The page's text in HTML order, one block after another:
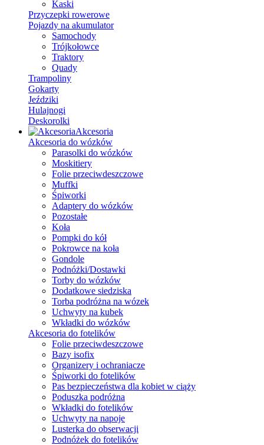
Kaski
Przyczepki rowerowe
Pojazdy na akumulator
Samochody
Trójkołowce
Traktory
Quady
Trampoliny
Gokarty
Jeździki
Hulajnogi
Deskorolki
Akcesoria
Akcesoria do wózków
Parasolki do wózków
Moskitiery
Folie przeciwdeszczowe
Muffki
Śpiworki
Adaptery do wózków
Pozostałe
Koła
Pompki do kół
Pokrowce na koła
Gondole
Podnóżki/Dostawki
Torby do wózków
Dodatkowe siedziska
Torba podróżna na wózek
Uchwyty na kubek
Wkładki do wózków
Akcesoria do fotelików
Folie przeciwdeszczowe
Bazy isofix
Organizery i ochraniacze
Śpiworki do fotelików
Pas bezpieczeństwa dla kobiet w ciąży
Poduszka podróżna
Wkładki do fotelików
Uchwyty na napoje
Lusterka do obserwacji
Podnóżek do fotelików